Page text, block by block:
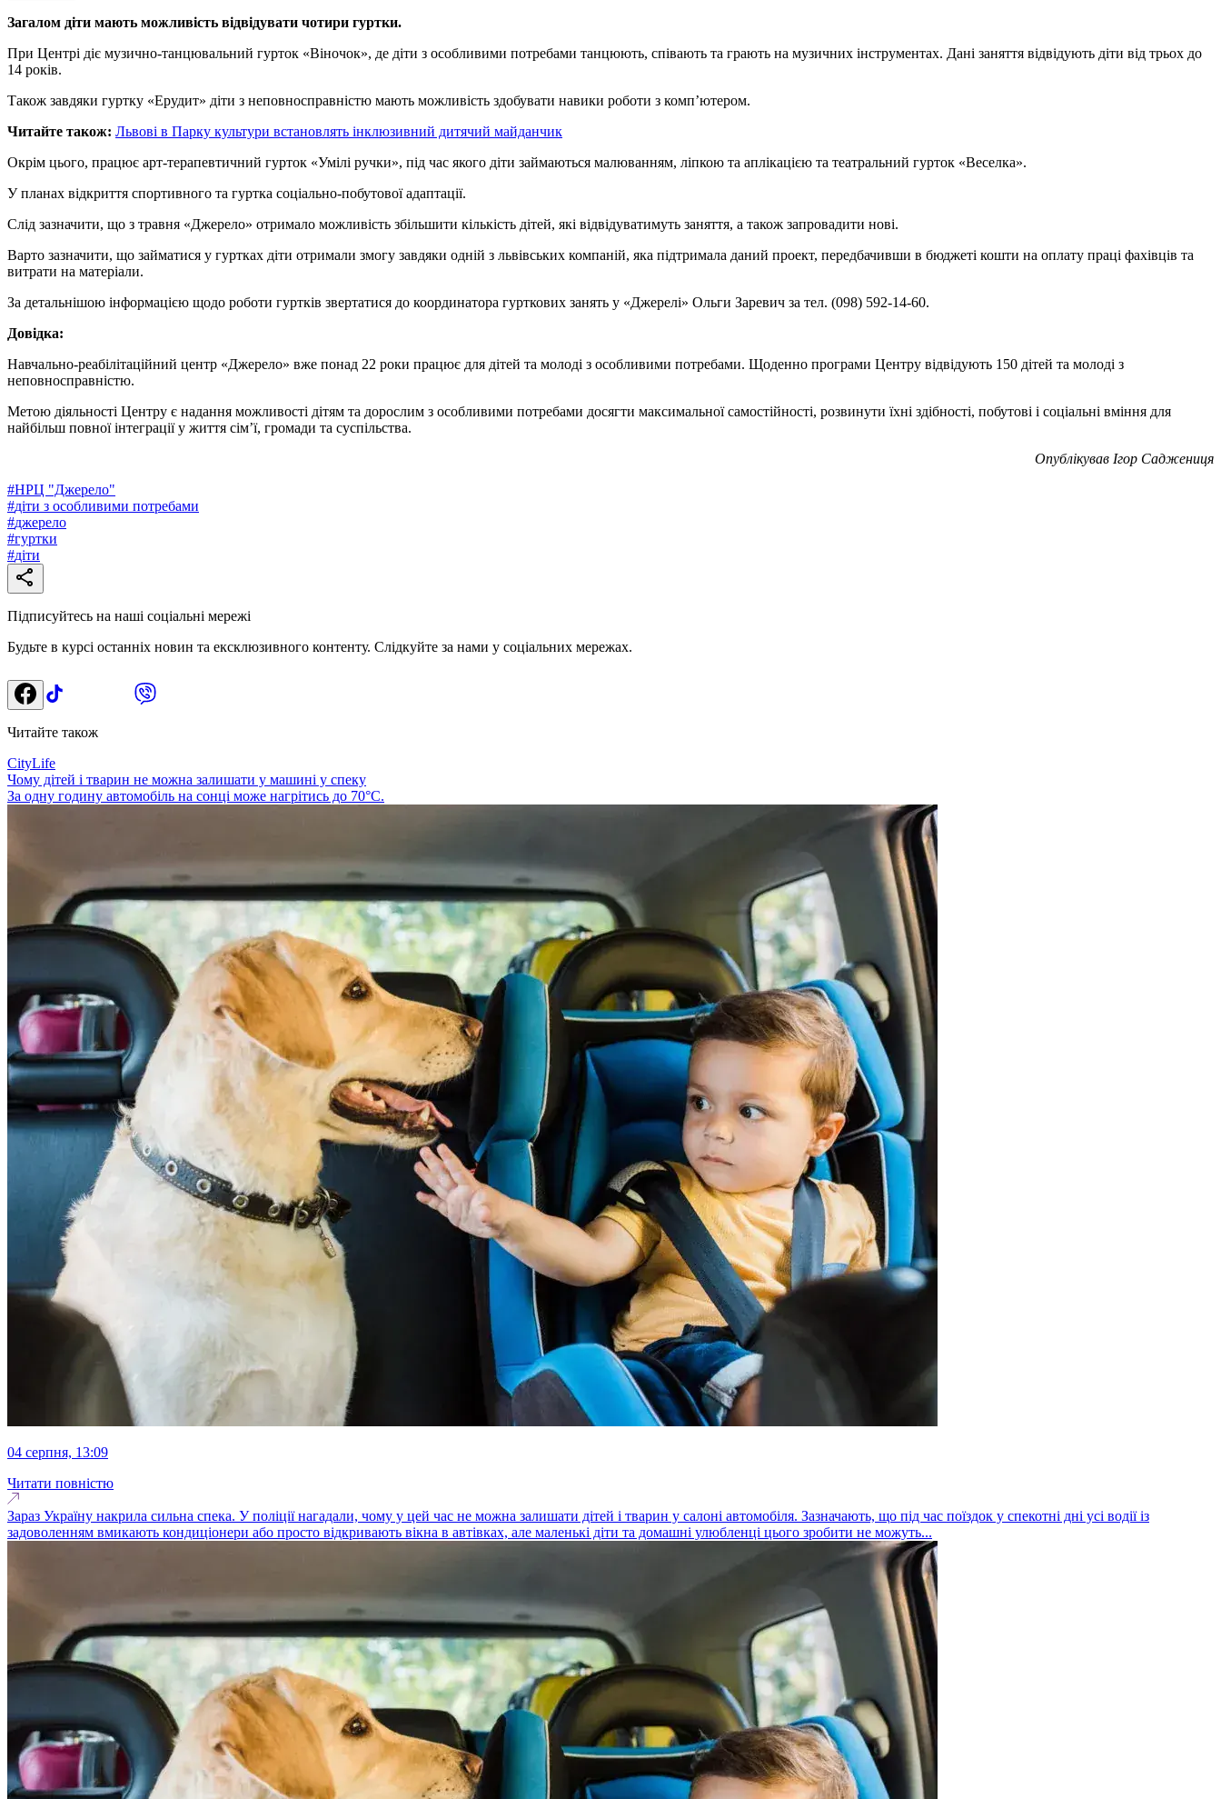
Загалом діти мають можливість відвідувати чотири гуртки.
При Центрі діє музично-танцювальний гурток «Віночок», де діти з особливими потребами танцюють, співають та грають на музичних інструментах. Дані заняття відвідують діти від трьох до
14 років.
Також завдяки гуртку «Ерудит» діти з неповносправністю мають можливість здобувати навики роботи з комп’ютером.
Читайте також: Львові в Парку культури встановлять інклюзивний дитячий майданчик
Окрім цього, працює арт-терапевтичний гурток «Умілі ручки», під час якого діти займаються малюванням, ліпкою та аплікацією та театральний гурток «Веселка».
У планах відкриття спортивного та гуртка соціально-побутової адаптації.
Слід зазначити, що з травня «Джерело» отримало можливість збільшити кількість дітей, які відвідуватимуть заняття, а також запровадити нові.
Варто зазначити, що займатися у гуртках діти отримали змогу завдяки одній з львівських компаній, яка підтримала даний проект, передбачивши в бюджеті кошти на оплату праці фахівців та
витрати на матеріали.
За детальнішою інформацією щодо роботи гуртків звертатися до координатора гурткових занять у «Джерелі» Ольги Заревич за тел. (098) 592-14-60.
Довідка:
Навчально-реабілітаційний центр «Джерело» вже понад 22 роки працює для дітей та молоді з особливими потребами. Щоденно програми Центру відвідують 150 дітей та молоді з
неповносправністю.
Метою діяльності Центру є надання можливості дітям та дорослим з особливими потребами досягти максимальної самостійності, розвинути їхні здібності, побутові і соціальні вміння для
найбільш повної інтеграції у життя сім’ї, громади та суспільства.
Опублікував Ігор Саджениця
#НРЦ "Джерело"
#діти з особливими потребами
#джерело
#гуртки
#діти
Підписуйтесь на наші соціальні мережі
Будьте в курсі останніх новин та ексклюзивного контенту. Слідкуйте за нами у соціальних мережах.
Читайте також
CityLife
Чому дітей і тварин не можна залишати у машині у спеку
За одну годину автомобіль на сонці може нагрітись до 70°C.
04 серпня, 13:09
Читати повністю
Зараз Україну накрила сильна спека. У поліції нагадали, чому у цей час не можна залишати дітей і тварин у салоні автомобіля. Зазначають, що під час поїздок у спекотні дні усі водії із
задоволенням вмикають кондиціонери або просто відкривають вікна в автівках, але маленькі діти та домашні улюбленці цього зробити не можуть...